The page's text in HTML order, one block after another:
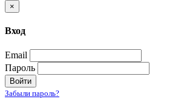
×
Вход
Email
Пароль
Войти
Забыли пароль?